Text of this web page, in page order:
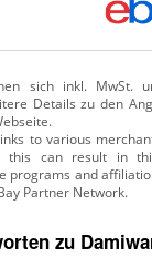
sich inkl. MwSt.
Details zu den
zu